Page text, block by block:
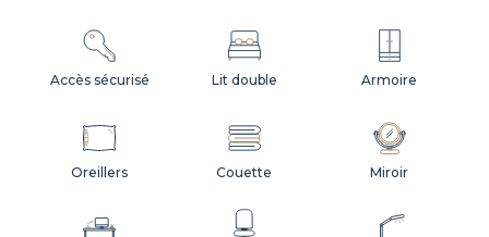
Oreillers Couette
Armoire
Miroir
Accès sécurisé Lit double